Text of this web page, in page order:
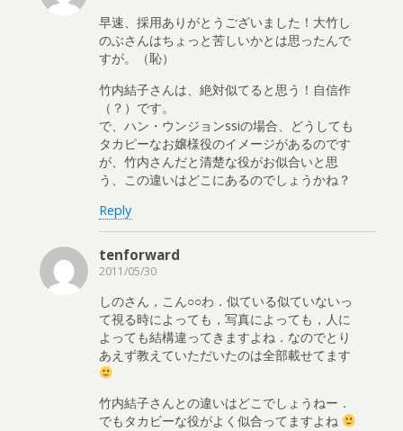
早速、採用ありがとうございました！大竹し
のぶさんはちょっと苦しいかとは思ったんで
すが。（恥）
竹内結子さんは、絶対似てると思う！自信作
（？）です。
で、ハン・ウンジョンssiの場合、どうしても
タカピーなお嬢様役のイメージがあるのです
が、竹内さんだと清楚な役がお似合いと思
う、この違いはどこにあるのでしょうかね？
Reply
tenforward
2011/05/30
しのさん，こん○○わ．似ている似ていないっ
て視る時によっても，写真によっても，人に
よっても結構違ってきますよね．なのでとり
あえず教えていただいたのは全部載せてます
竹内結子さんとの違いはどこでしょうねー．
でもタカビーな役がよく似合ってますよね